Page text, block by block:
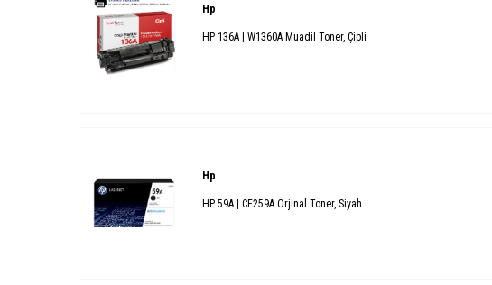
Hp
HP 136A | W1360A Muadil Toner, Çipli
Hp
HP 59A | CF259A Orjinal Toner, Siyah